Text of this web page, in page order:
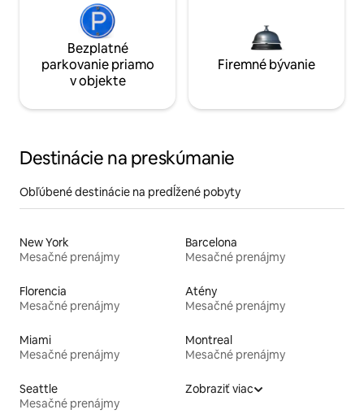
Bezplatné
parkovanie priamo
v objekte
Firemné bývanie
Destinácie na preskúmanie
Obľúbené destinácie na predĺžené pobyty
New York
Mesačné prenájmy
Barcelona
Mesačné prenájmy
Florencia
Mesačné prenájmy
Atény
Mesačné prenájmy
Miami
Mesačné prenájmy
Montreal
Mesačné prenájmy
Seattle
Mesačné prenájmy
Zobraziť viac